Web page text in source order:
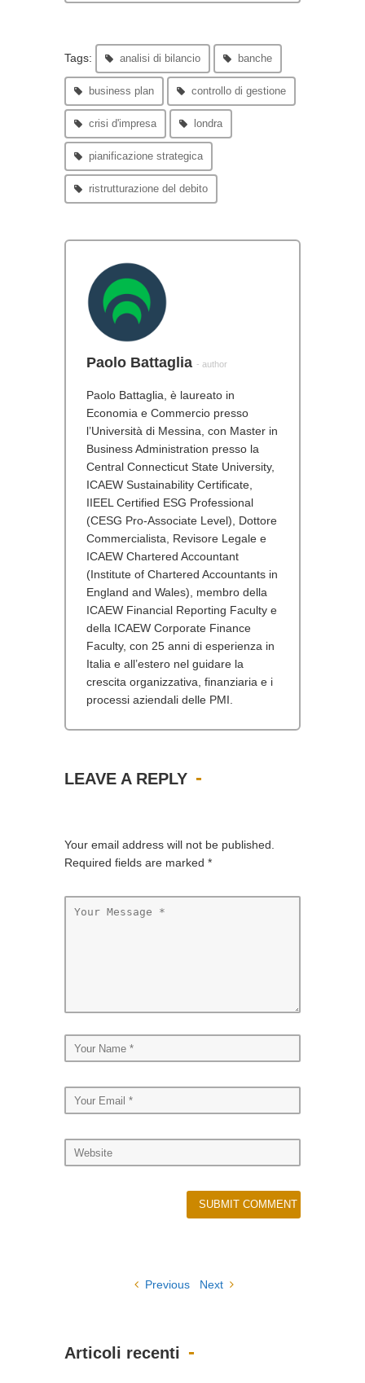
Tags: analisi di bilancio banche
business plan controllo di gestione
crisi d'impresa londra
pianificazione strategica
ristrutturazione del debito
Paolo Battaglia - author
Paolo Battaglia, è laureato in
Economia e Commercio presso
l’Università di Messina, con Master in
Business Administration presso la
Central Connecticut State University,
ICAEW Sustainability Certificate,
IIEEL Certified ESG Professional
(CESG Pro-Associate Level), Dottore
Commercialista, Revisore Legale e
ICAEW Chartered Accountant
(Institute of Chartered Accountants in
England and Wales), membro della
ICAEW Financial Reporting Faculty e
della ICAEW Corporate Finance
Faculty, con 25 anni di esperienza in
Italia e all’estero nel guidare la
crescita organizzativa, finanziaria e i
processi aziendali delle PMI.
LEAVE A REPLY
Your email address will not be published.
Required fields are marked *
Previous Next
Articoli recenti